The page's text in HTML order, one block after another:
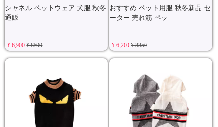
シャネル ペットウェア 犬服 秋冬
通販
¥ 6,900¥ 8500
おすすめ ペット用服 秋冬新品 セ
ーター 売れ筋 ペッ
¥ 6,200¥ 8850